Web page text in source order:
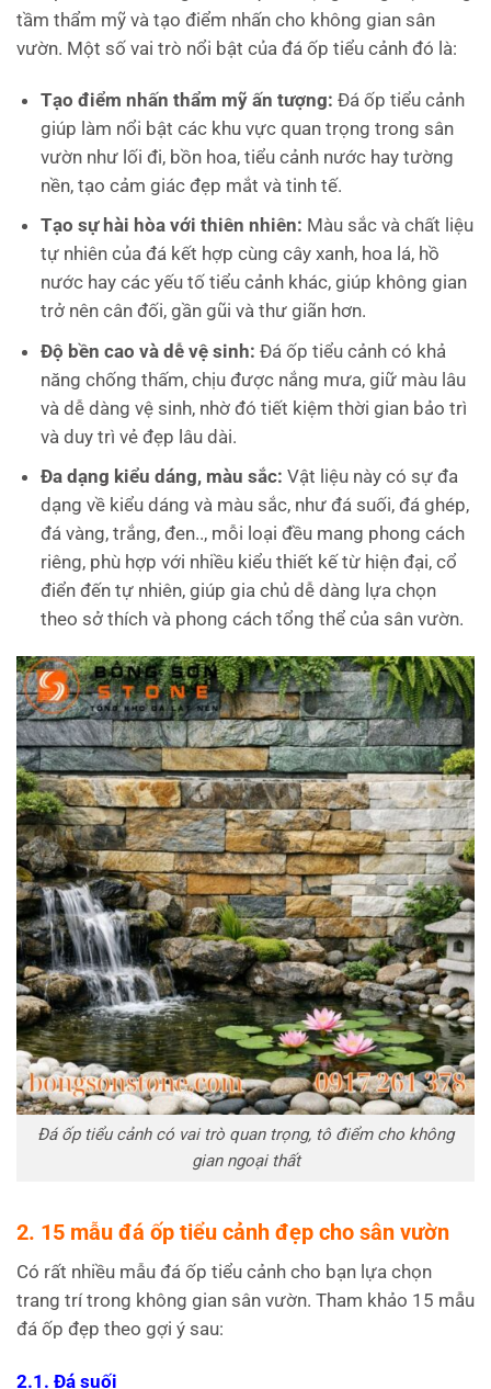
tầm thẩm mỹ và tạo điểm nhấn cho không gian sân
vườn. Một số vai trò nổi bật của đá ốp tiểu cảnh đó là:
Tạo điểm nhấn thẩm mỹ ấn tượng: Đá ốp tiểu cảnh
giúp làm nổi bật các khu vực quan trọng trong sân
vườn như lối đi, bồn hoa, tiểu cảnh nước hay tường
nền, tạo cảm giác đẹp mắt và tinh tế.
Tạo sự hài hòa với thiên nhiên: Màu sắc và chất liệu
tự nhiên của đá kết hợp cùng cây xanh, hoa lá, hồ
nước hay các yếu tố tiểu cảnh khác, giúp không gian
trở nên cân đối, gần gũi và thư giãn hơn.
Độ bền cao và dễ vệ sinh: Đá ốp tiểu cảnh có khả
năng chống thấm, chịu được nắng mưa, giữ màu lâu
và dễ dàng vệ sinh, nhờ đó tiết kiệm thời gian bảo trì
và duy trì vẻ đẹp lâu dài.
Đa dạng kiểu dáng, màu sắc: Vật liệu này có sự đa
dạng về kiểu dáng và màu sắc, như đá suối, đá ghép,
đá vàng, trắng, đen.., mỗi loại đều mang phong cách
riêng, phù hợp với nhiều kiểu thiết kế từ hiện đại, cổ
điển đến tự nhiên, giúp gia chủ dễ dàng lựa chọn
theo sở thích và phong cách tổng thể của sân vườn.
Đá ốp tiểu cảnh có vai trò quan trọng, tô điểm cho không
gian ngoại thất
2. 15 mẫu đá ốp tiểu cảnh đẹp cho sân vườn
Có rất nhiều mẫu đá ốp tiểu cảnh cho bạn lựa chọn
trang trí trong không gian sân vườn. Tham khảo 15 mẫu
đá ốp đẹp theo gợi ý sau:
2.1. Đá suối